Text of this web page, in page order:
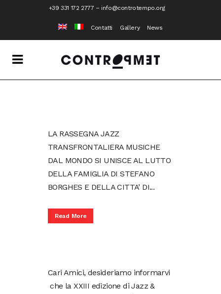
+39 331 172 2777 – info@controtempo.org
Contatti Gallery News
LA RASSEGNA JAZZ
TRANSFRONTALIERA MUSICHE
DAL MONDO SI UNISCE AL LUTTO
DELLA FAMIGLIA DI STEFANO
BORGHES E DELLA CITTA’ DI...
Read More
Cari Amici, desideriamo informarvi
che la XXIII edizione di Jazz &